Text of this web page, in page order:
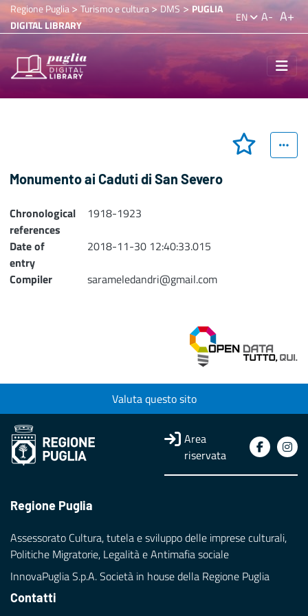
Regione Puglia> Turismo e cultura>DMS > PUGLIA
DIGITAL LIBRARY
EN A- A+
Monumento ai Caduti di San Severo
Chronological
references
1918-1923
Date of
entry
2018-11-30 12:40:33.015
Compiler
sarameledandri@gmail.com
Valuta questo sito
Area
riservata
Regione Puglia
Assessorato Cultura, tutela e sviluppo delle imprese culturali,
Politiche Migratorie, Legalità e Antimafia sociale
InnovaPuglia S.p.A. Società in house della Regione Puglia
Contatti